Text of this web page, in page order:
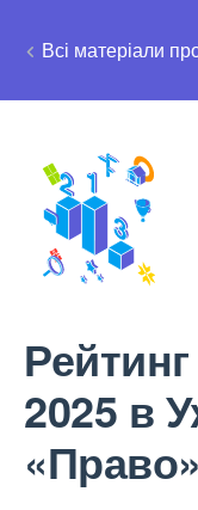
Всі матеріали
2025 в
«Право»